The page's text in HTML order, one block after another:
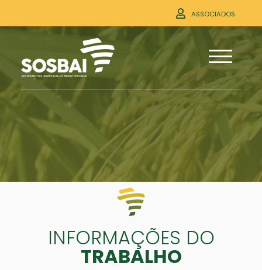
ASSOCIADOS
INFORMAÇÕES DO
TRABALHO